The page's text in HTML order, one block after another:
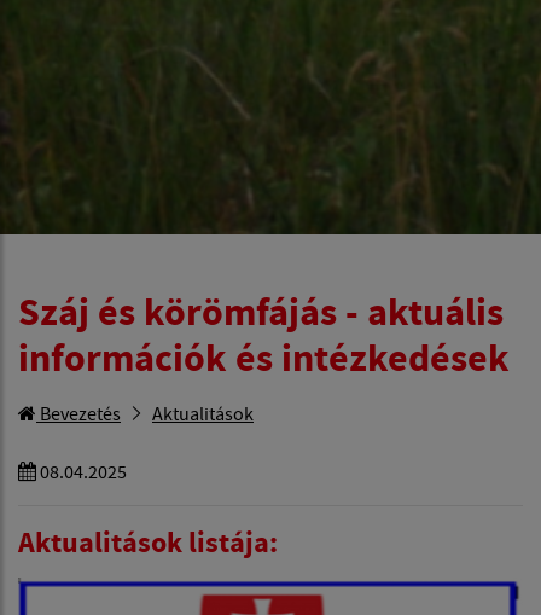
Száj és körömfájás - aktuális
információk és intézkedések
Bevezetés Aktualitások
08.04.2025
Aktualitások listája: